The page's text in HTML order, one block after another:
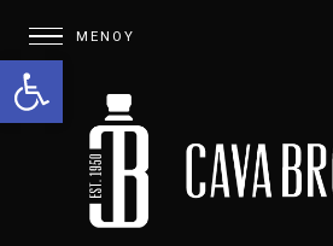
Open toolbar